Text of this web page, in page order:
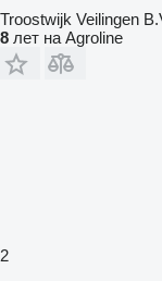
Troostwijk Veilingen
8 лет на Agroline
2